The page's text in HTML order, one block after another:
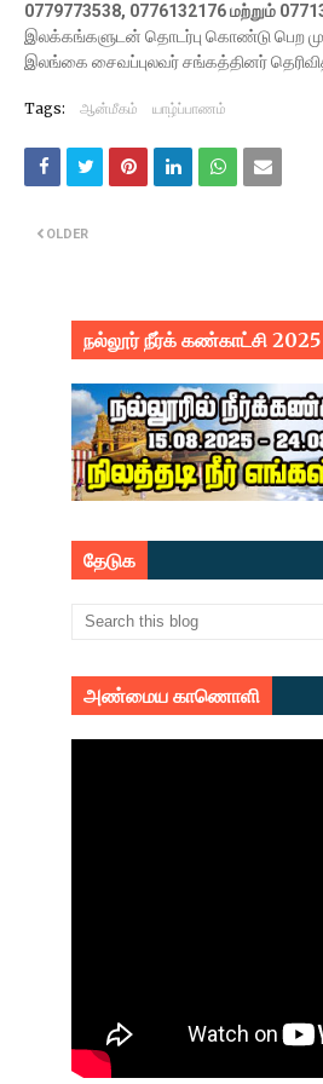
0779773538, 0776132176 மற்றும்
இலக்கங்களுடன் தொடர்பு கொண்டு பெற
இலங்கை சைவப்புலவர் சங்கத்தினர்
Tags: ஆன்மீகம் யாழ்ப்பாணம்
OLDER
நல்லூர் நீர்க் கண்காட்சி 2025
தேடுக
அண்மைய காணொளி